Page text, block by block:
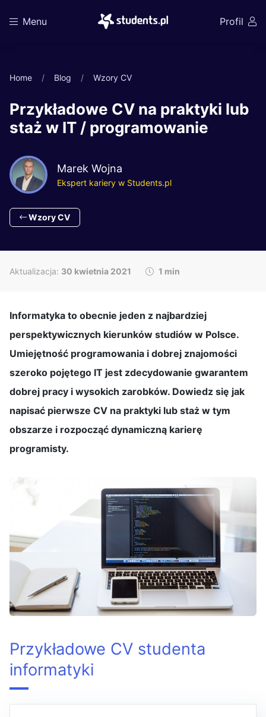
Menu Profil
Home Blog Wzory CV
Przykładowe CV na praktyki lub
staż w IT / programowanie
Marek Wojna
Ekspert kariery w Students.pl
Wzory CV
Aktualizacja: 30 kwietnia 2021 1 min
Informatyka to obecnie jeden z najbardziej
perspektywicznych kierunków studiów w Polsce.
Umiejętność programowania i dobrej znajomości
szeroko pojętego IT jest zdecydowanie gwarantem
dobrej pracy i wysokich zarobków. Dowiedz się jak
napisać pierwsze CV na praktyki lub staż w tym
obszarze i rozpocząć dynamiczną karierę
programisty.
Przykładowe CV studenta
informatyki